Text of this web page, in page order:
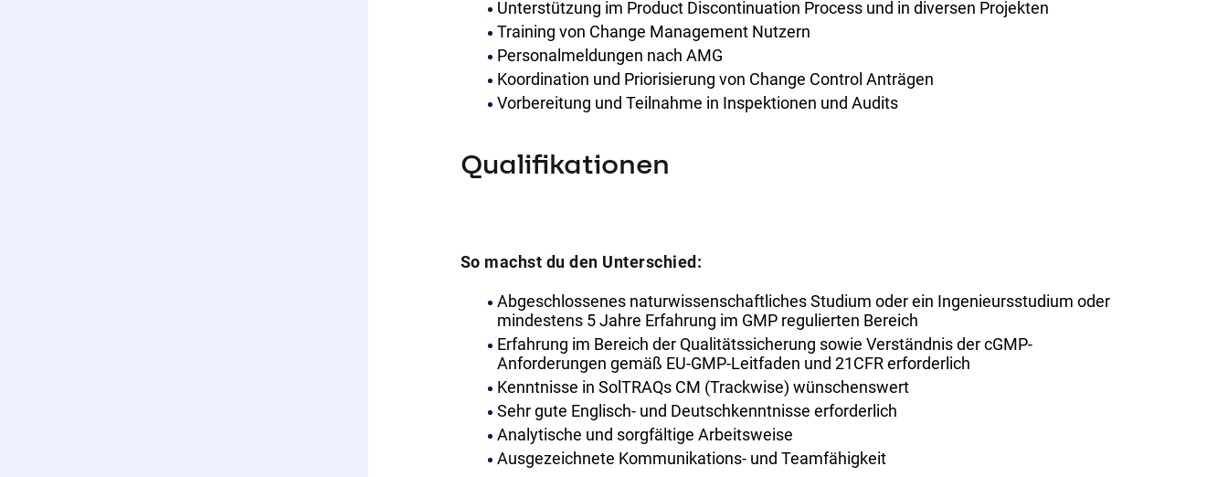
Unterstützung im Product Discontinuation Process und in diversen Projekten
Training von Change Management Nutzern
Personalmeldungen nach AMG
Koordination und Priorisierung von Change Control Anträgen
Vorbereitung und Teilnahme in Inspektionen und Audits
Qualifikationen
So machst du den Unterschied:
Abgeschlossenes naturwissenschaftliches Studium oder ein Ingenieursstudium oder
mindestens 5 Jahre Erfahrung im GMP regulierten Bereich
Erfahrung im Bereich der Qualitätssicherung sowie Verständnis der cGMP-
Anforderungen gemäß EU-GMP-Leitfaden und 21CFR erforderlich
Kenntnisse in SolTRAQs CM (Trackwise) wünschenswert
Sehr gute Englisch- und Deutschkenntnisse erforderlich
Analytische und sorgfältige Arbeitsweise
Ausgezeichnete Kommunikations- und Teamfähigkeit